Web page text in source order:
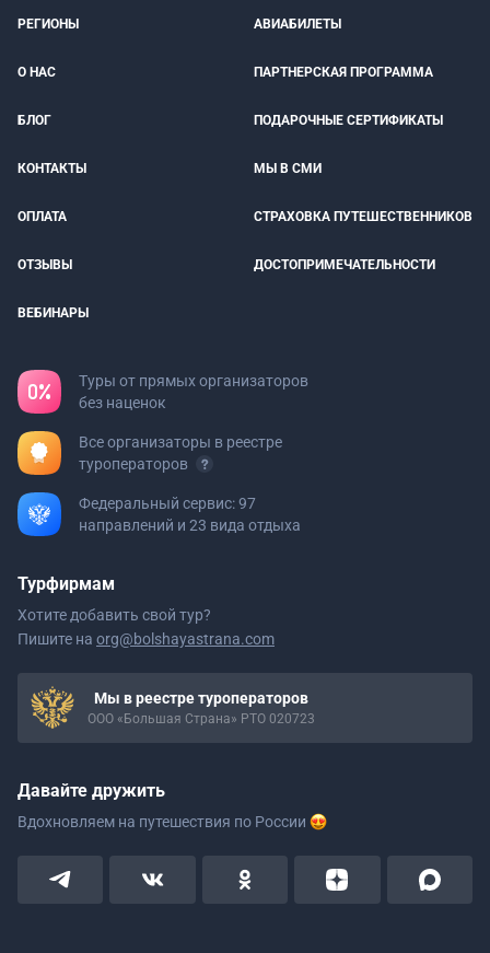
РЕГИОНЫ АВИАБИЛЕТЫ
О НАС ПАРТНЕРСКАЯ ПРОГРАММА
БЛОГ ПОДАРОЧНЫЕ СЕРТИФИКАТЫ
КОНТАКТЫ МЫ В СМИ
ОПЛАТА СТРАХОВКА ПУТЕШЕСТВЕННИКОВ
ОТЗЫВЫ ДОСТОПРИМЕЧАТЕЛЬНОСТИ
ВЕБИНАРЫ
Туры от прямых организаторов
без наценок
Все организаторы в реестре
туроператоров
Федеральный сервис: 97
направлений и 23 вида отдыха
Турфирмам
Хотите добавить свой тур?
Пишите на org@bolshayastrana.com
Мы в реестре туроператоров
ООО «Большая Страна» РТО 020723
Давайте дружить
Вдохновляем на путешествия по России